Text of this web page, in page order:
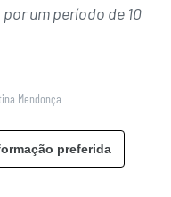
um período de 10
Mendonça
preferida